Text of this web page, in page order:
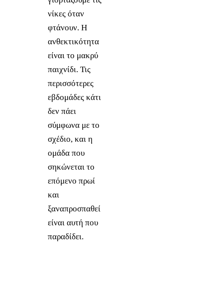
νίκες όταν
φτάνουν. Η
ανθεκτικότητα
είναι το μακρύ
παιχνίδι. Τις
περισσότερες
εβδομάδες κάτι
δεν πάει
σύμφωνα με το
σχέδιο, και η
ομάδα που
σηκώνεται το
επόμενο πρωί
και
ξαναπροσπαθεί
είναι αυτή που
παραδίδει.